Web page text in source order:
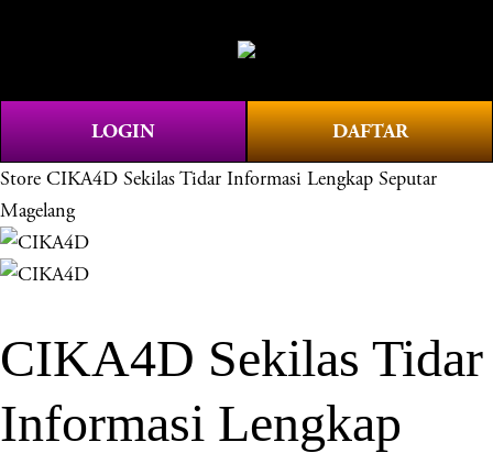
e
u
LOGIN DAFTAR
Store CIKA4D Sekilas Tidar Informasi Lengkap Seputar
Magelang
CIKA4D Sekilas Tidar
Informasi Lengkap